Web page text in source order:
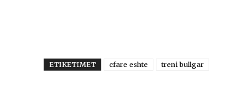
ETIKETIMET cfare eshte treni bullgar